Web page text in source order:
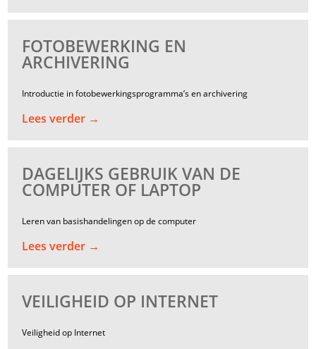
FOTOBEWERKING EN
ARCHIVERING
Introductie in fotobewerkingsprogramma’s en archivering
Lees verder →
DAGELIJKS GEBRUIK VAN DE
COMPUTER OF LAPTOP
Leren van basishandelingen op de computer
Lees verder →
VEILIGHEID OP INTERNET
Veiligheid op Internet